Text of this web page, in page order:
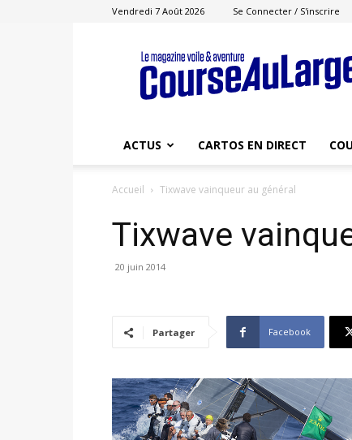
Vendredi 7 Août 2026 Se Connecter / S'inscrire
Course
au
Large
ACTUS CARTOS EN DIRECT
Accueil Tixwave vainqueur au général
Tixwave
20 juin 2014
Partager Facebook